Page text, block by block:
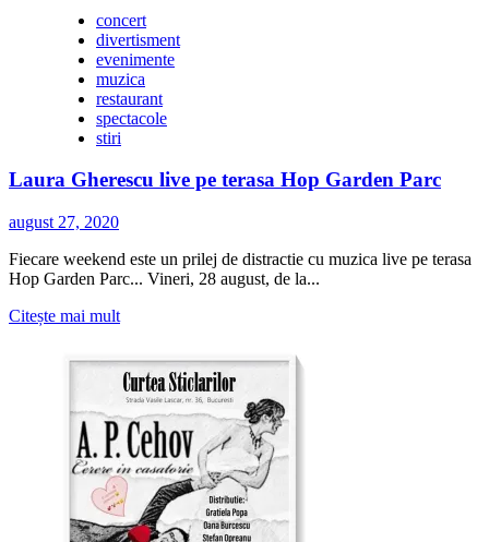
Stagiunea
2020-
2021
a
Operei
Naționale
București
concert
divertisment
evenimente
muzica
restaurant
spectacole
stiri
Laura Gherescu live pe terasa Hop Garden Parc
august 27, 2020
Fiecare weekend este un prilej de distractie cu muzica live pe terasa
Hop Garden Parc... Vineri, 28 august, de la...
Citește mai multCitește
despre
Laura
Gherescu
live
pe
terasa
Hop
Garden
Parc